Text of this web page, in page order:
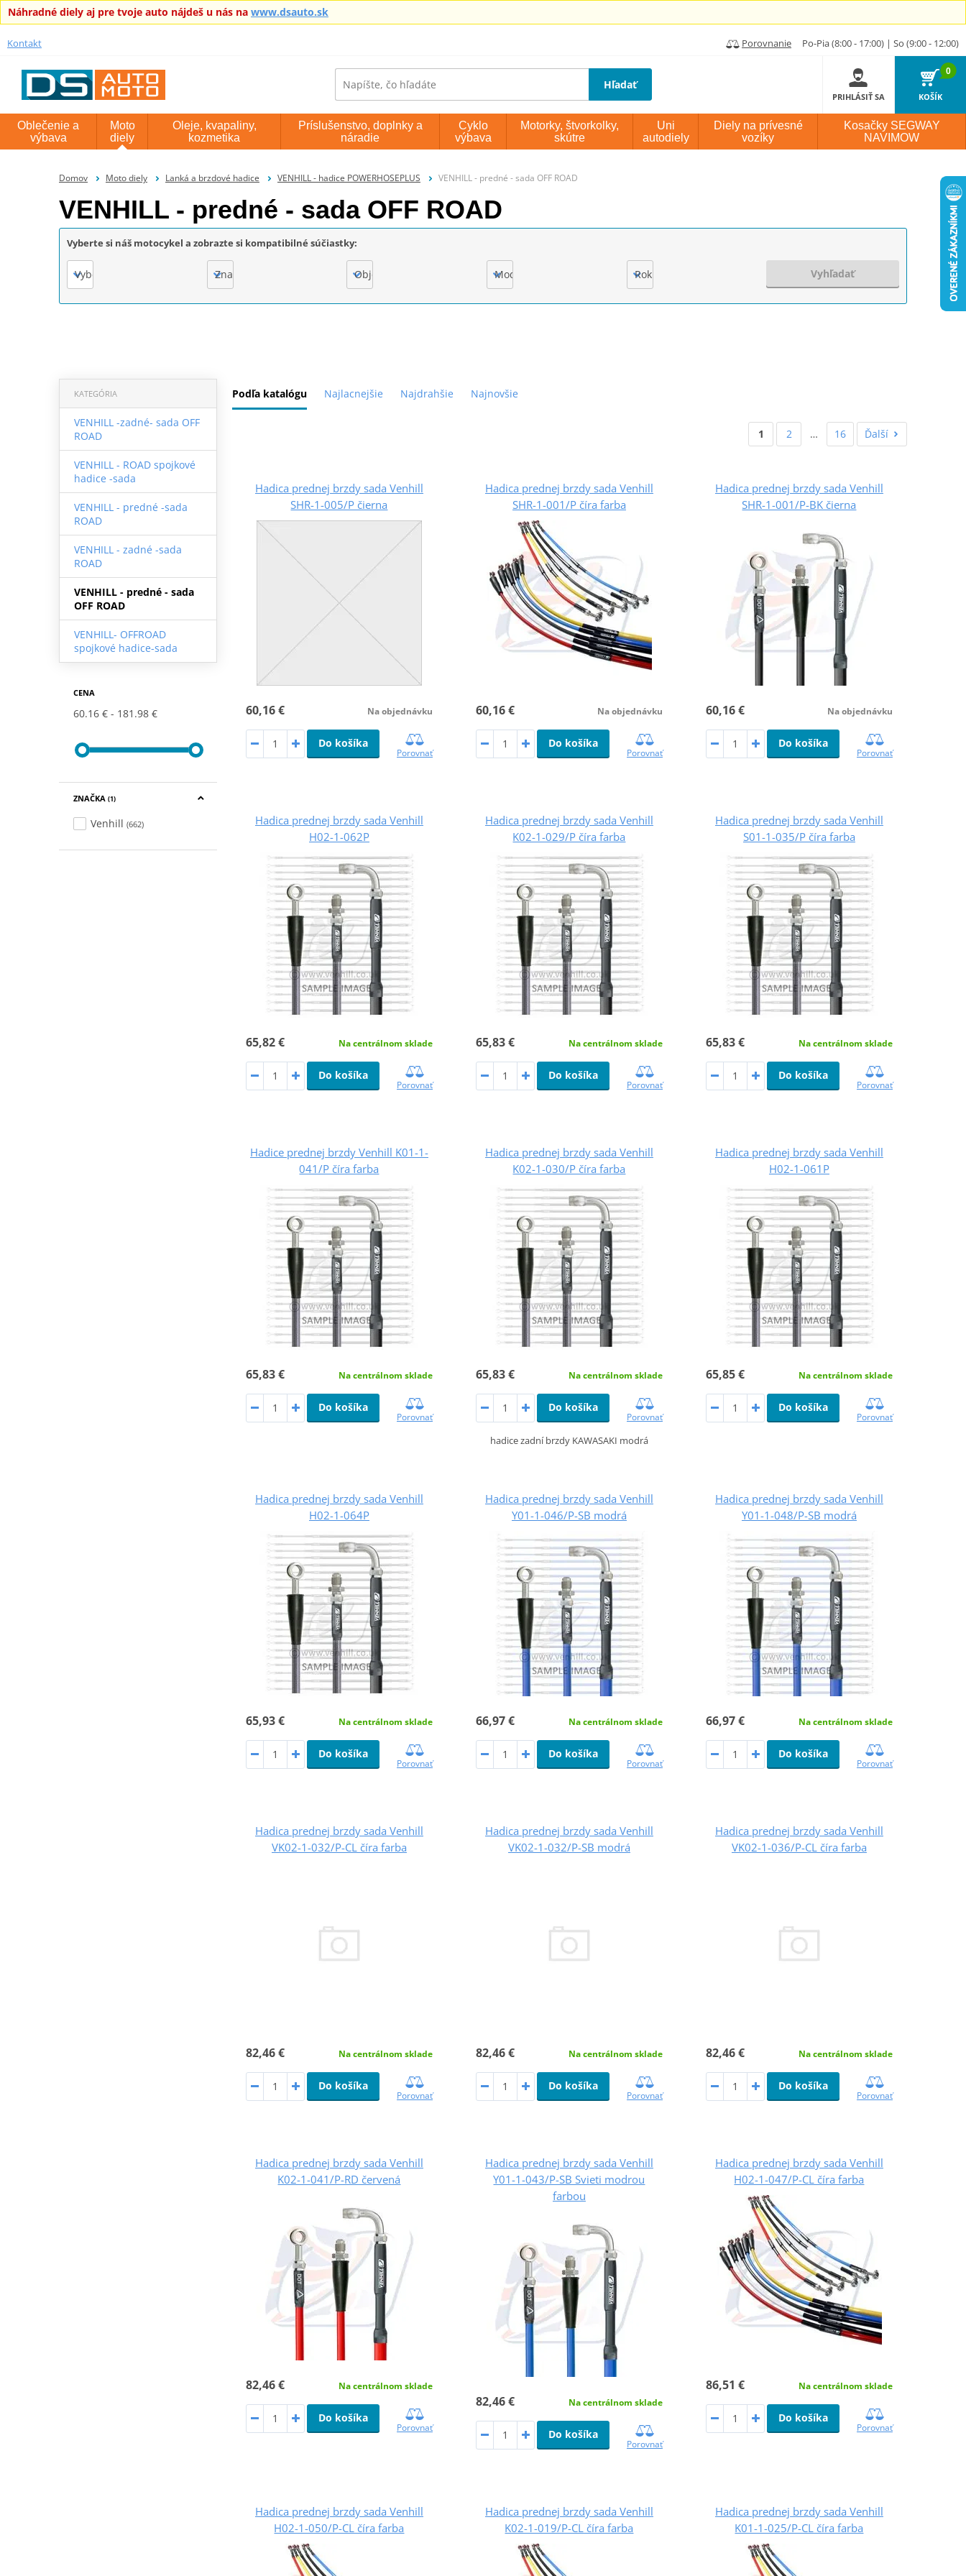
Náhradné diely aj pre tvoje auto nájdeš u nás na www.dsauto.sk
Kontakt Porovnanie Po-Pia (8:00 - 17:00) | So (9:00 - 12:00)
Hľadať
PRIHLÁSIŤ SA
0
KOŠÍK
Oblečenie a
výbava
Moto
diely
Oleje, kvapaliny,
kozmetika
Príslušenstvo, doplnky a
náradie
Cyklo
výbava
Motorky, štvorkolky,
skútre
Uni
autodiely
Diely na prívesné
vozíky
Kosačky SEGWAY
NAVIMOW
Domov Moto diely Lanká a brzdové hadice VENHILL - hadice POWERHOSEPLUS VENHILL - predné - sada OFF ROAD
VENHILL - predné - sada OFF ROAD
Vyberte si náš motocykel a zobrazte si kompatibilné súčiastky:
Vyberte Značka Objem motora Model Rok výroby Vyhľadať
Podľa katalógu Najlacnejšie Najdrahšie Najnovšie
KATEGÓRIA
VENHILL -zadné- sada OFF
ROAD
VENHILL - ROAD spojkové
hadice -sada
VENHILL - predné -sada
ROAD
VENHILL - zadné -sada
ROAD
VENHILL - predné - sada
OFF ROAD
VENHILL- OFFROAD
spojkové hadice-sada
CENA
60.16 € 181.98 €
ZNAČKA (1)
Venhill (662)
1 2 … 16 Ďalší
Hadica prednej brzdy sada Venhill
SHR-1-005/P čierna
60,16 € Na objednávku
Do košíka
Porovnať
Hadica prednej brzdy sada Venhill
SHR-1-001/P číra farba
60,16 € Na objednávku
Do košíka
Porovnať
Hadica prednej brzdy sada Venhill
SHR-1-001/P-BK čierna
60,16 € Na objednávku
Do košíka
Porovnať
Hadica prednej brzdy sada Venhill
H02-1-062P
65,82 € Na centrálnom sklade
Do košíka
Porovnať
Hadica prednej brzdy sada Venhill
K02-1-029/P číra farba
65,83 € Na centrálnom sklade
Do košíka
Porovnať
Hadica prednej brzdy sada Venhill
S01-1-035/P číra farba
65,83 € Na centrálnom sklade
Do košíka
Porovnať
Hadice prednej brzdy Venhill K01-1-
041/P číra farba
65,83 € Na centrálnom sklade
Do košíka
Porovnať
Hadica prednej brzdy sada Venhill
K02-1-030/P číra farba
65,83 € Na centrálnom sklade
Do košíka
Porovnať
hadice zadní brzdy KAWASAKI modrá
Hadica prednej brzdy sada Venhill
H02-1-061P
65,85 € Na centrálnom sklade
Do košíka
Porovnať
Hadica prednej brzdy sada Venhill
H02-1-064P
65,93 € Na centrálnom sklade
Do košíka
Porovnať
Hadica prednej brzdy sada Venhill
Y01-1-046/P-SB modrá
66,97 € Na centrálnom sklade
Do košíka
Porovnať
Hadica prednej brzdy sada Venhill
Y01-1-048/P-SB modrá
66,97 € Na centrálnom sklade
Do košíka
Porovnať
Hadica prednej brzdy sada Venhill
VK02-1-032/P-CL číra farba
82,46 € Na centrálnom sklade
Do košíka
Porovnať
Hadica prednej brzdy sada Venhill
VK02-1-032/P-SB modrá
82,46 € Na centrálnom sklade
Do košíka
Porovnať
Hadica prednej brzdy sada Venhill
VK02-1-036/P-CL číra farba
82,46 € Na centrálnom sklade
Do košíka
Porovnať
Hadica prednej brzdy sada Venhill
K02-1-041/P-RD červená
82,46 € Na centrálnom sklade
Do košíka
Porovnať
Hadica prednej brzdy sada Venhill
Y01-1-043/P-SB Svieti modrou
farbou
82,46 € Na centrálnom sklade
Do košíka
Porovnať
Hadica prednej brzdy sada Venhill
H02-1-047/P-CL číra farba
86,51 € Na centrálnom sklade
Do košíka
Porovnať
Hadica prednej brzdy sada Venhill
H02-1-050/P-CL číra farba
Hadica prednej brzdy sada Venhill
K02-1-019/P-CL číra farba
Hadica prednej brzdy sada Venhill
K01-1-025/P-CL číra farba